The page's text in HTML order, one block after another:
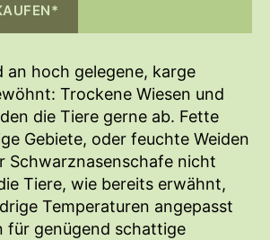
an hoch gelegene, karge
Trockene Wiesen und
die Tiere gerne ab. Fette
Gebiete, oder feuchte Weiden
Schwarznasenschafe nicht
Tiere, wie bereits erwähnt,
Temperaturen angepasst
für genügend schattige